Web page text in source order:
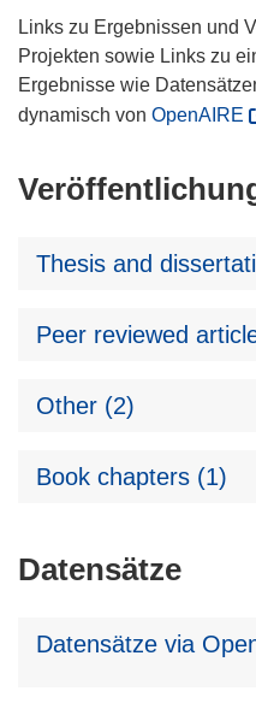
Links zu Ergebnissen und
Projekten sowie Links zu
Ergebnisse wie
dynamisch von OpenAIRE
Thesis and
Peer reviewed
Other (2)
Book chapters (1)
Datensätze
Datensätze via